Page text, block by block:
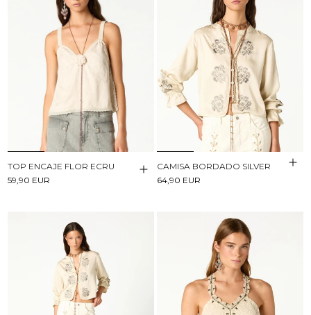
TOP ENCAJE FLOR ECRU
59,90 EUR
CAMISA BORDADO SILVER
64,90 EUR